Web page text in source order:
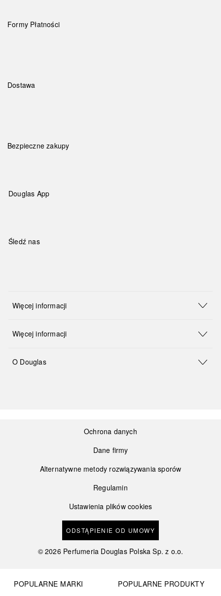
Formy Płatności
Dostawa
Bezpieczne zakupy
Douglas App
Śledź nas
Więcej informacji
Więcej informacji
O Douglas
Ochrona danych
Dane firmy
Alternatywne metody rozwiązywania sporów
Regulamin
Ustawienia plików cookies
ODSTĄPIENIE OD UMOWY
©2026 Perfumeria Douglas Polska Sp. z o.o.
POPULARNE MARKI
POPULARNE PRODUKTY